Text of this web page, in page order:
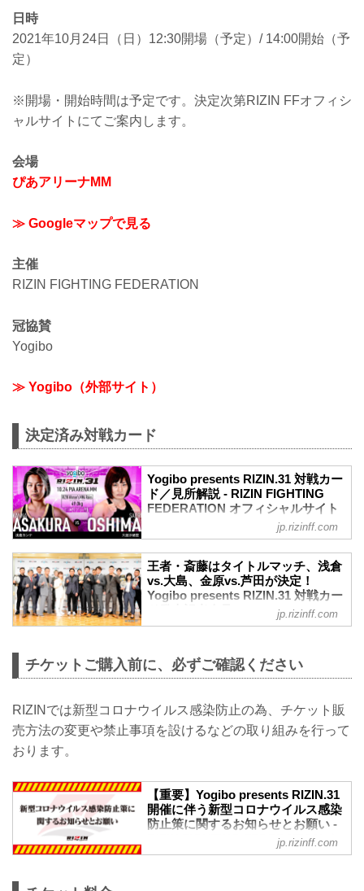
日時
2021年10月24日（日）12:30開場（予定）/ 14:00開始（予
定）
※開場・開始時間は予定です。決定次第RIZIN FFオフィシ
ャルサイトにてご案内します。
会場
ぴあアリーナMM
≫ Googleマップで見る
主催
RIZIN FIGHTING FEDERATION
冠協賛
Yogibo
≫ Yogibo（外部サイト）
決定済み対戦カード
Yogibo presents RIZIN.31 対戦カー
ド／見所解説 - RIZIN FIGHTING
FEDERATION オフィシャルサイト
スペシャルワンマッチ／浅倉カンナ vs.
RIZIN 女子MMAルール：5分
3R（49.0kg）
浅倉カンナ vs. 大島沙緒里
スペシャルワンマッチ／中村優作 vs. 伊
スペシャルワンマッチ／中村大介 vs. 新
中村大介 vs. 新居すぐる
スペシャルワンマッチ／金原正徳 vs. 芦
jp.rizinff.com
王者・斎藤はタイトルマッチ、浅倉
vs.大島、金原vs.芦田が決定！
Yogibo presents RIZIN.31 対戦カー
ド発表記者会見 - RIZIN FIGHTING
FEDERATION オフィシャルサイト
（日）に横浜のぴあアリーナMMにて開催
されるYogibo presents RIZIN.31の対戦カ
会見には榊原信行CEOと、斎藤裕、浅倉
カンナ、金原正徳、芦田崇宏など出場が
決定した14名の選手が登壇した。
この記者会見では7つの対戦カードが発表
された。発表されたのは、浅倉カンナvs.
大島沙緒里の女子カード、ライト級から
阿部大治vs.アキラ、フェザー級で...
jp.rizinff.com
チケットご購入前に、必ずご確認ください
RIZINでは新型コロナウイルス感染防止の為、チケット販
売方法の変更や禁止事項を設けるなどの取り組みを行って
おります。
【重要】Yogibo presents RIZIN.31
開催に伴う新型コロナウイルス感染
防止策に関するお知らせとお願い -
RIZIN FIGHTING FEDERATION オ
フィシャルサイト
jp.rizinff.com